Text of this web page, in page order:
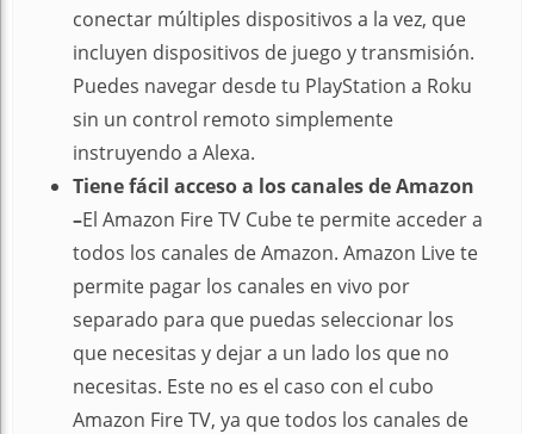
conectar múltiples dispositivos a la vez, que
incluyen dispositivos de juego y transmisión.
Puedes navegar desde tu PlayStation a Roku
sin un control remoto simplemente
instruyendo a Alexa.
Tiene fácil acceso a los canales de Amazon
–El Amazon Fire TV Cube te permite acceder a
todos los canales de Amazon. Amazon Live te
permite pagar los canales en vivo por
separado para que puedas seleccionar los
que necesitas y dejar a un lado los que no
necesitas. Este no es el caso con el cubo
Amazon Fire TV, ya que todos los canales de